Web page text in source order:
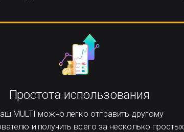
Простота использования
MULTI можно легко отправить другому
и получить всего за несколько простых